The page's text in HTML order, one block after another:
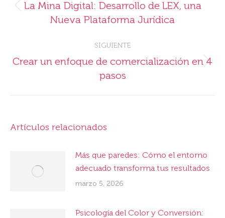
publicaciones
Publicación
anterior:
La Mina Digital: Desarrollo de LEX, una
Nueva Plataforma Jurídica
SIGUIENTE
Publicación
siguiente:
Crear un enfoque de comercialización en 4
pasos
Artículos relacionados
Más que paredes: Cómo el entorno
adecuado transforma tus resultados
marzo 5, 2026
Psicología del Color y Conversión: